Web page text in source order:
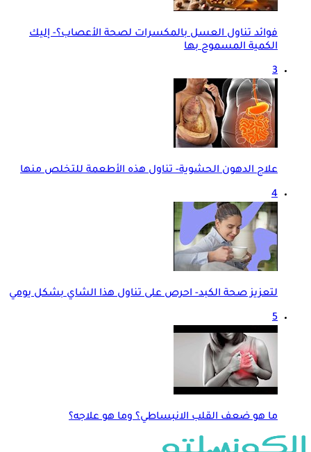
فوائد تناول العسل بالمكسرات لصحة الأعصاب؟- إليك
الكمية المسموح بها
3
علاج الدهون الحشوية- تناول هذه الأطعمة للتخلص منها
4
لتعزيز صحة الكبد- احرص على تناول هذا الشاي بشكل يومي
5
ما هو ضعف القلب الانبساطي؟ وما هو علاجه؟